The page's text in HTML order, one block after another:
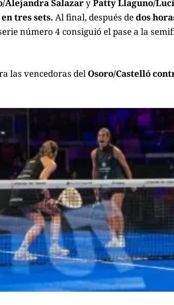
Alejandra SalazaryPatty Llaguno/
en tres sets. Al final, después dedos
número 4 consiguió el pase a la
las vencedoras del Osoro/Castelló